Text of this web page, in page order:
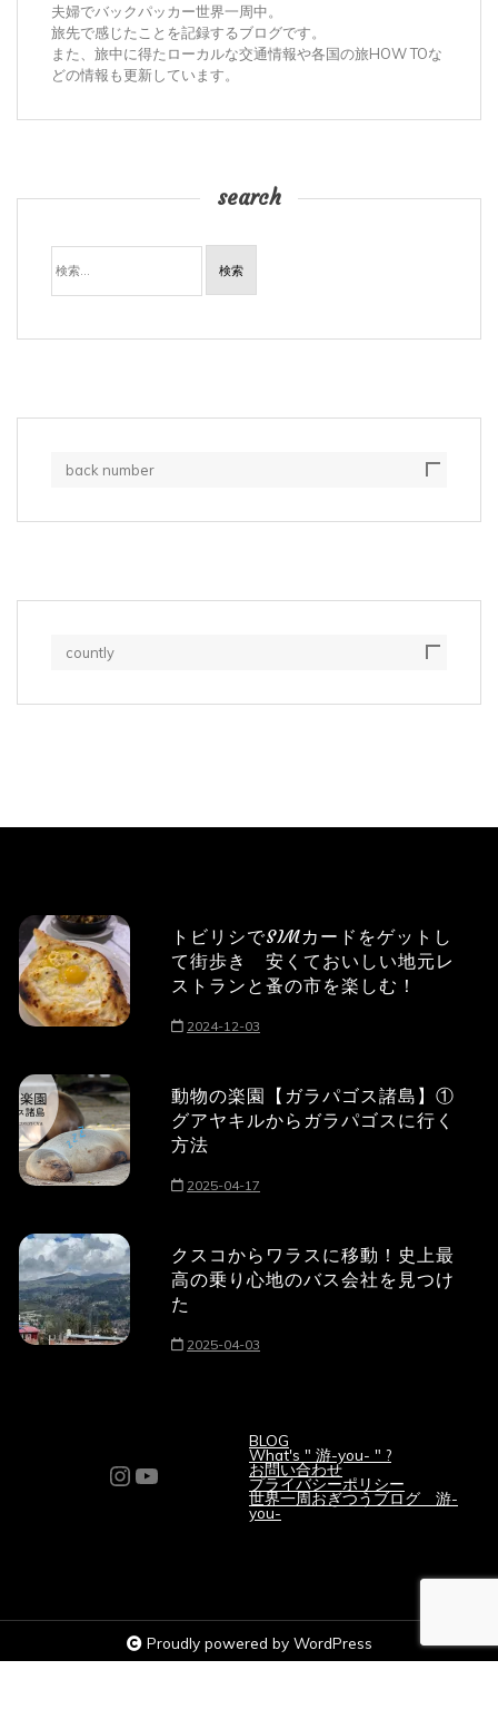
夫婦でバックパッカー世界一周中。
旅先で感じたことを記録するブログです。
また、旅中に得たローカルな交通情報や各国の旅HOW TOな
どの情報も更新しています。
search
検
索:
back number
countly
トビリシでSIMカードをゲットし
て街歩き 安くておいしい地元レ
ストランと蚤の市を楽しむ！
2024-12-03
動物の楽園【ガラパゴス諸島】①
グアヤキルからガラパゴスに行く
方法
2025-04-17
クスコからワラスに移動！史上最
高の乗り心地のバス会社を見つけ
た
2025-04-03
Instagram
YouTube
BLOG
What's " 游-you- " ?
お問い合わせ
プライバシーポリシー
世界一周おぎつうブログ 游-
you-
Proudly powered by WordPress